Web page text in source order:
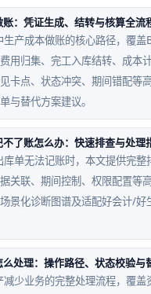
：凭证生成、结转与核算全流
产成本做账的核心路径，覆
用归集、完工入库结转、成本
卡点、状态冲突、期间错配等
与替代方案建议。
了账怎么办：快速排查与处理
单无法记账时，本文提供完整
关联、期间控制、权限配置等
景化诊断图谱及适配好会计/好
处理：操作路径、状态校验与
少业务的完整处理流程，覆盖